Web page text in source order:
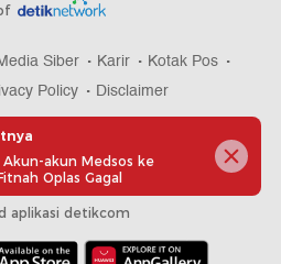
Siber Karir
Kotak Pos
Policy Disclaimer
aplikasi detikcom
Akun-akun Medsos ke
Oplas Gagal